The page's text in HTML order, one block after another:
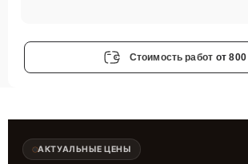
Стоимость работ от 800
АКТУАЛЬНЫЕ ЦЕНЫ